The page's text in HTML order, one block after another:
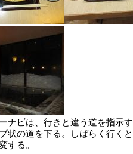
ナビは、行きと違う道を指示
状の道を下る。しばらく行く
する。